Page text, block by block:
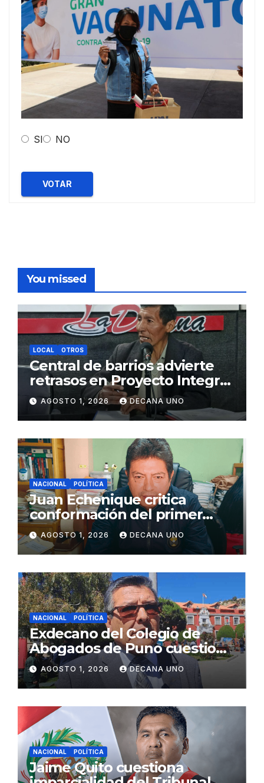
SI NO
VOTAR
You missed
LOCAL OTROS
Central de barrios advierte
retrasos en Proyecto Integral
de Agua y Alcantarillado para
Juliaca
AGOSTO 1, 2026 DECANA UNO
NACIONAL POLÍTICA
Juan Echenique critica
conformación del primer
gabinete ministerial de Keiko
Fujimori
AGOSTO 1, 2026 DECANA UNO
NACIONAL POLÍTICA
Exdecano del Colegio de
Abogados de Puno cuestiona
propuestas sobre seguridad
ciudadana
AGOSTO 1, 2026 DECANA UNO
NACIONAL POLÍTICA
Jaime Quito cuestiona